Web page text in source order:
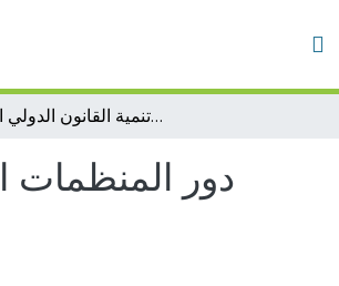
دور المنظمات الدولية غير الحكومية في تنمية القانون الدولي الإنساني
دور المنظمات